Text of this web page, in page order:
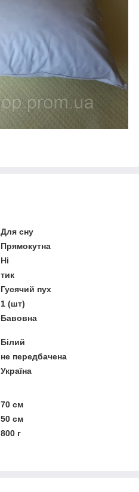
Для сну
Прямокутна
Ні
тик
Гусячий пух
1 (шт)
Бавовна
Білий
не передбачена
Україна
70 см
50 см
800 г